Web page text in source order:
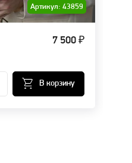
Артикул: 43859
7 500 ₽
В корзину